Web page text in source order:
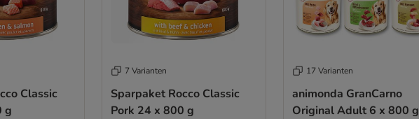
Classic
g
7 Varianten
Sparpaket Rocco Classic
Pork 24 x 800 g
17 Varianten
animonda GranCarno
Original Adult 6 x 800 g